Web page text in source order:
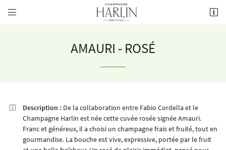
 
AMAURI - ROSÉ
 Description : De la collaboration entre Fabio Cordella et le
Champagne Harlin est née cette cuvée rosée signée Amauri.
Franc et généreux, il a choisi un champagne frais et fruité, tout en
gourmandise. La bouche est vive, expressive, portée par le fruit